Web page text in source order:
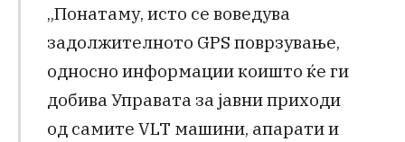
„Понатаму, исто се воведува
задолжителното GPS поврзување,
односно информации коишто ќе ги
добива Управата за јавни приходи
од самите VLT машини, апарати и